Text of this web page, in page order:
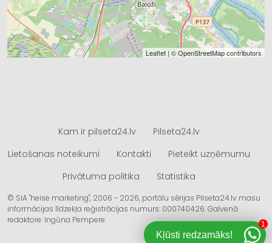
Leaflet | ©OpenStreetMapcontributors
Kam ir pilseta24.lv
Pilseta24.lv
Lietošanas noteikumi
Kontakti
Pieteikt uzņēmumu
Privātuma politika
Statistika
© SIA "heise marketing", 2006 - 2026, portālu sērijas Pilseta24.lv masu
informācijas līdzekļa reģistrācijas numurs: 000740426. Galvenā
redaktore: Ingūna Pempere.
Kļūsti redzamāks!
1